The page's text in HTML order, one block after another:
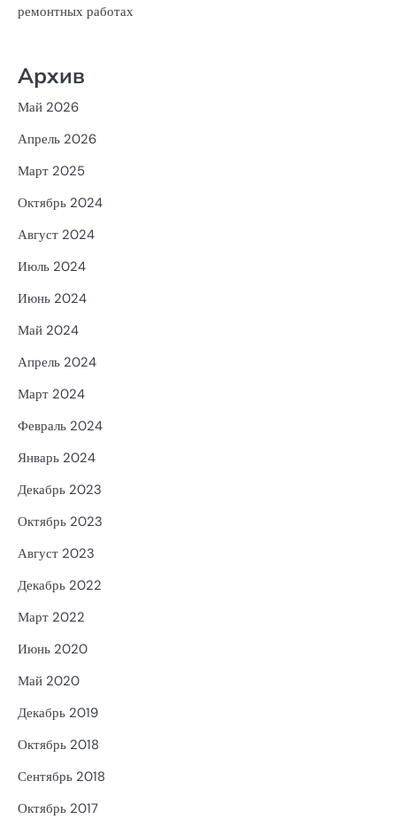
ремонтных работах
Архив
Май 2026
Апрель 2026
Март 2025
Октябрь 2024
Август 2024
Июль 2024
Июнь 2024
Май 2024
Апрель 2024
Март 2024
Февраль 2024
Январь 2024
Декабрь 2023
Октябрь 2023
Август 2023
Декабрь 2022
Март 2022
Июнь 2020
Май 2020
Декабрь 2019
Октябрь 2018
Сентябрь 2018
Октябрь 2017